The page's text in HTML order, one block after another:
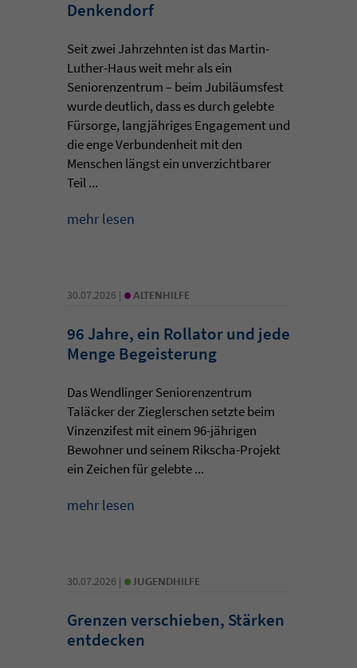
Denkendorf
Seit zwei Jahrzehnten ist das Martin-
Luther-Haus weit mehr als ein
Seniorenzentrum – beim Jubiläumsfest
wurde deutlich, dass es durch gelebte
Fürsorge, langjähriges Engagement und
die enge Verbundenheit mit den
Menschen längst ein unverzichtbarer
Teil ...
mehr lesen
30.07.2026 | • ALTENHILFE
96 Jahre, ein Rollator und jede
Menge Begeisterung
Das Wendlinger Seniorenzentrum
Taläcker der Zieglerschen setzte beim
Vinzenzifest mit einem 96-jährigen
Bewohner und seinem Rikscha-Projekt
ein Zeichen für gelebte ...
mehr lesen
30.07.2026 | • JUGENDHILFE
Grenzen verschieben, Stärken
entdecken